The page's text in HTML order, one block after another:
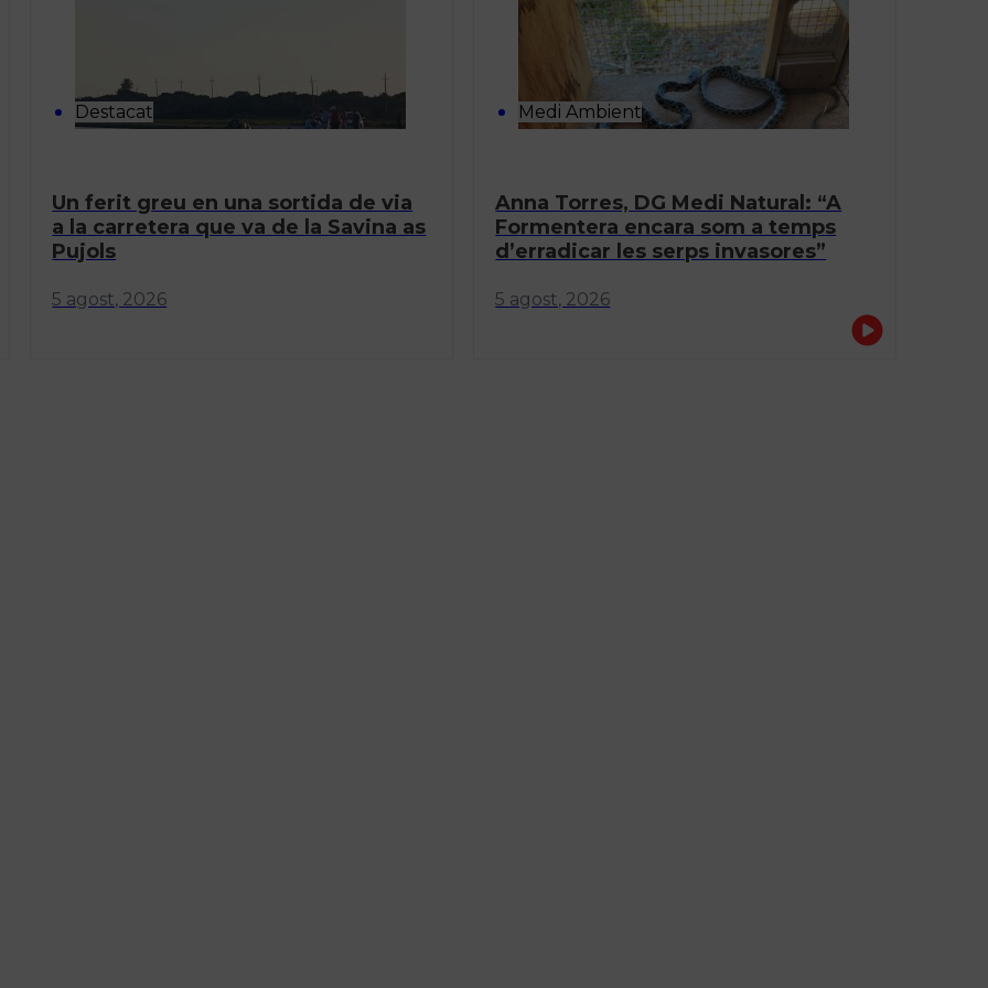
Destacat
Un ferit greu en una sortida de via
a la carretera que va de la Savina as
Pujols
5 agost, 2026
Medi Ambient
Anna Torres, DG Medi Natural: “A
Formentera encara som a temps
d’erradicar les serps invasores”
5 agost, 2026